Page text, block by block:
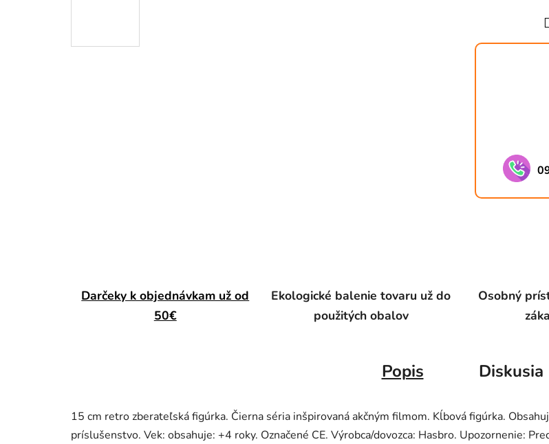
Darčeky k objednávkam už od
50€
Ekologické balenie tovaru už do
použitých obalov
Osobný
Popis Diskusia
15 cm retro zberateľská figúrka. Čierna séria inšpirovaná akčným filmom. Kĺbová figúrka.
príslušenstvo. Vek: obsahuje: +4 roky. Označené CE. Výrobca/dovozca: Hasbro. Upozornenie: